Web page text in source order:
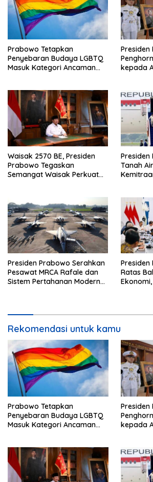
s
Prabowo Tetapkan
Penyebaran Budaya LGBTQ
Masuk Kategori Ancaman
Presiden
kepada
Waisak 2570 BE, Presiden
Prabowo Tegaskan
Semangat Waisak Perkuat
Tanah
Presiden Prabowo Serahkan
Pesawat MRCA Rafale dan
Sistem Pertahanan Modern
Presiden
Ratas
Rekomendasi untuk kamu
Prabowo Tetapkan
Penyebaran Budaya LGBTQ
Masuk Kategori Ancaman
Presiden
kepada